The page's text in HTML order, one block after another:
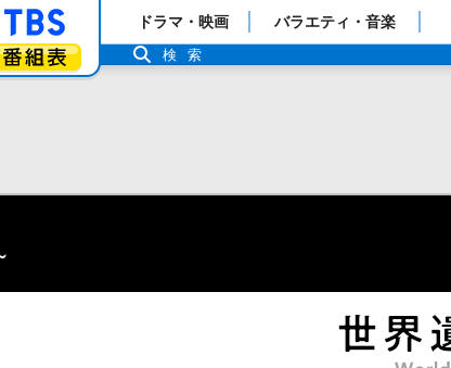
「TBSテレビ」トップページ
番組表
ドラマ・映画 バラエティ・音楽
検索